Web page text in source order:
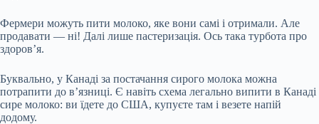
Фермери можуть пити молоко, яке вони самі і отримали. Але
продавати — ні! Далі лише пастеризація. Ось така турбота про
здоров’я.
Буквально, у Канаді за постачання сирого молока можна
потрапити до в’язниці. Є навіть схема легально випити в Канаді
сире молоко: ви їдете до США, купуєте там і везете напій
додому.